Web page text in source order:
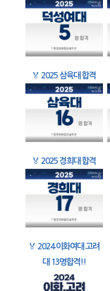
🏅 2025 삼육대 합격
🏅 2025 경희대 합격
🏅 2024 이화여대 고려
대 13명합격!!